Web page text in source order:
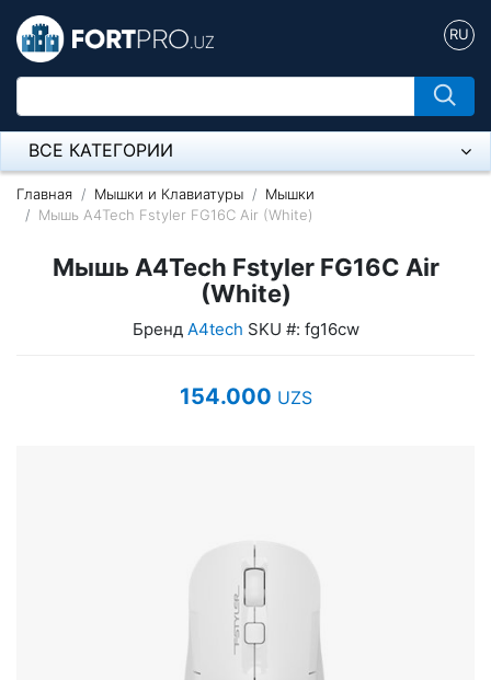
RU
ВСЕ КАТЕГОРИИ
Микрофон
Оборудование Mikrotik
UPS Источники бесперебойного питания
Главная Мышки и Клавиатуры
Мышки
Мышь A4Tech Fstyler FG16C Air (White)
Мышь A4Tech Fstyler FG16C Air
(White)
Бренд A4tech SKU #: fg16cw
154.000 UZS